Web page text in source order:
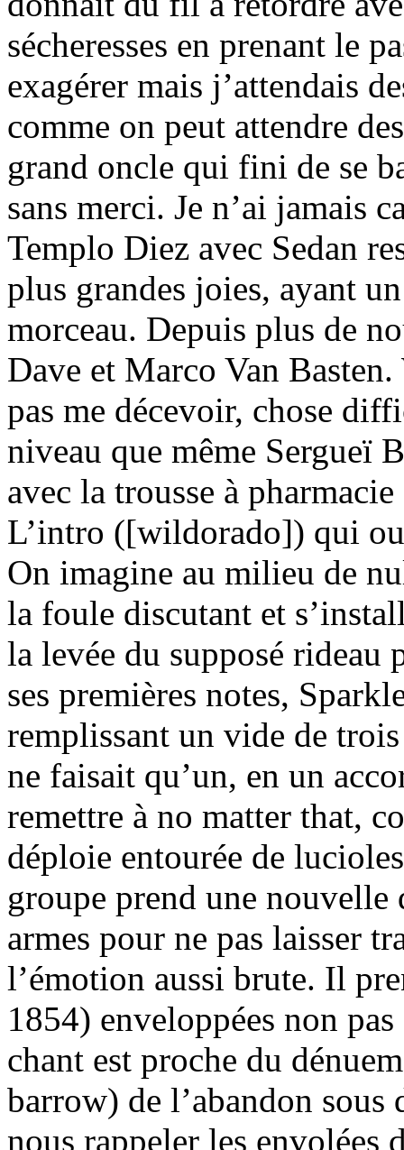
sécheresses en prenant le
exagérer mais j’attendais
comme on peut attendre
grand oncle qui fini de se
sans merci. Je n’ai jamais
Templo Diez avec Sedan
plus grandes joies, ayant
morceau. Depuis plus de
Dave et Marco Van
pas me décevoir, chose
niveau que même Sergueï
avec la trousse à
L’intro ([wildorado]) qui
On imagine au milieu de
la foule discutant et
la levée du supposé rideau
ses premières notes,
remplissant un vide de
ne faisait qu’un, en un
remettre à no matter that,
déploie entourée de
groupe prend une
armes pour ne pas laisser
l’émotion aussi brute. Il
1854) enveloppées non
chant est proche du
barrow) de l’abandon sous
nous rappeler les envolées